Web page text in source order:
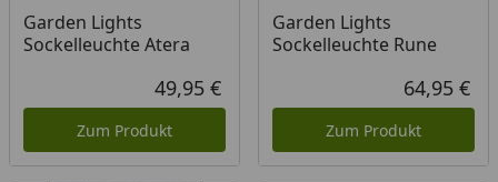
Garden Lights
Sockelleuchte Atera
Aktueller Preis
49,95 €
Zum Produkt
Garden Lights
Sockelleuchte Rune
64,95 €
Zum Produkt